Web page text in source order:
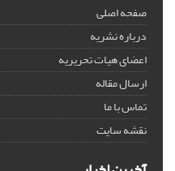
صفحه اصلی
درباره نشریه
اعضای هیات تحریریه
ارسال مقاله
تماس با ما
نقشه سایت